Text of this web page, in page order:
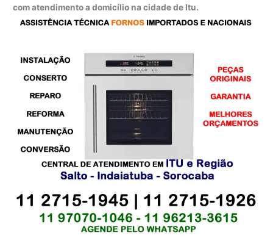
com atendimento a domicílio na cidade de Itu.